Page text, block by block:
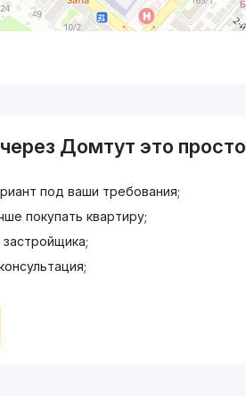
Домтут это просто
под ваши требования;
покупать квартиру;